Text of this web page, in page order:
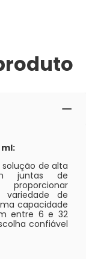
solução de alta
juntas de
de
capacidade
entre 6 e 32
confiável